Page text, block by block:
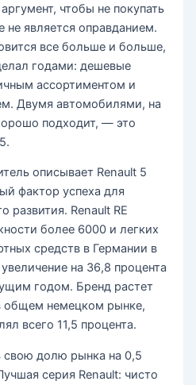
чтобы не покупать
является оправданием.
все больше и больше,
годами: дешевые
ассортиментом и
Двумя автомобилями, на
подходит, — это
описывает Renault 5
фактор успеха для
развития. Renault RE
более 6000 и легких
средств в Германии в
на 36,8 процента
годом. Бренд растет
общем немецком рынке,
всего 11,5 процента.
свою долю рынка на 0,5
серия Renault: чисто